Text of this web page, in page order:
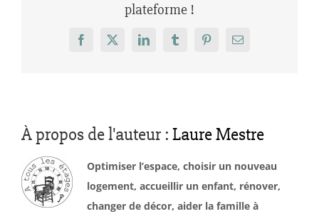
plateforme !
Facebook
X LinkedInTumblrPinterestEmail
À propos de l'auteur : Laure Mestre
Optimiser l’espace, choisir un nouveau
logement, accueillir un enfant, rénover,
changer de décor, aider la famille à